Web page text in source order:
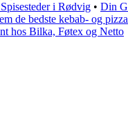
i Rødvig • Din
de bedste kebab- og
hos Bilka, Føtex og Netto